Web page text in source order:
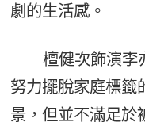
劇的生活感。
檀健次飾演李
努力擺脫家庭標籤
景，但並不滿足於